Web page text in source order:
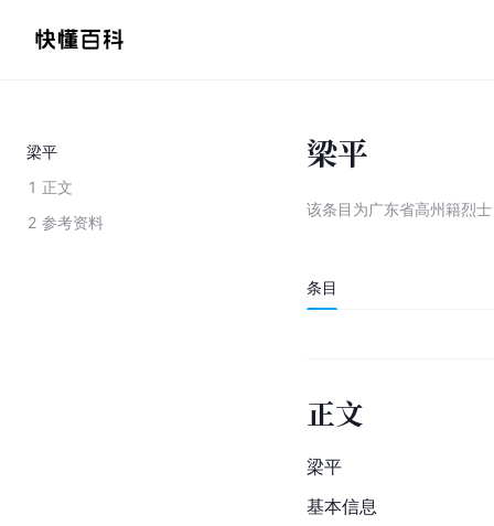
梁平
1 正文
2 参考资料
梁平
该条目为广东省高州籍烈士
条目
正文
梁平
基本信息